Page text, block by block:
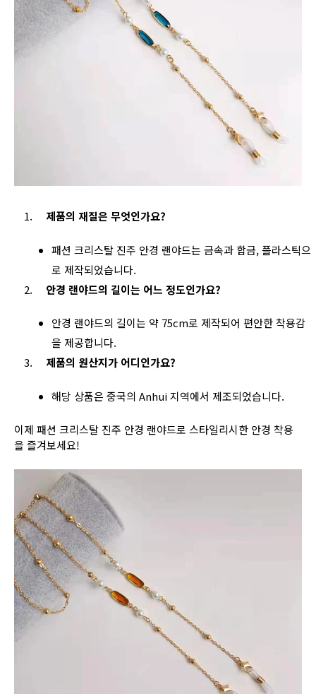
제품의 재질은 무엇인가요?
패션 크리스탈 진주 안경 랜야드는 금속과 합금, 플라스틱으
로 제작되었습니다.
안경 랜야드의 길이는 어느 정도인가요?
안경 랜야드의 길이는 약 75cm로 제작되어 편안한 착용감
을 제공합니다.
제품의 원산지가 어디인가요?
해당 상품은 중국의 Anhui 지역에서 제조되었습니다.
이제 패션 크리스탈 진주 안경 랜야드로 스타일리시한 안경 착용
을 즐겨보세요!